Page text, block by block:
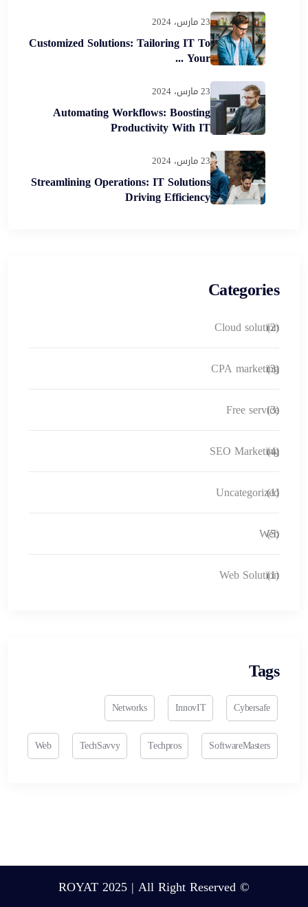
23 مارس، 2024
Customized Solutions: Tailoring IT To
Your ...
23 مارس، 2024
Automating Workflows: Boosting
Productivity With IT
23 مارس، 2024
Streamlining Operations: IT Solutions
Driving Efficiency
Categories
Cloud solution
(2)
CPA marketing
(3)
Free service
(3)
SEO Marketing
(4)
Uncategorized
(1)
Web
(5)
Web Solution
(1)
Tags
Cybersafe
InnovIT
Networks
SoftwareMasters
Techpros
TechSavvy
Web
© ROYAT 2025 | All Right Reserved